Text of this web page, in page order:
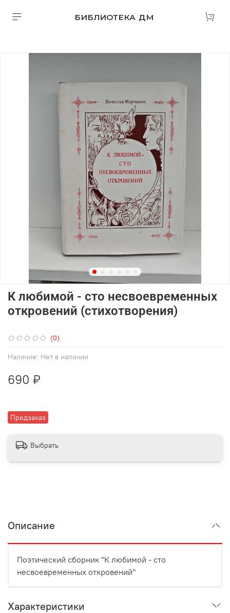
БИБЛИОТЕКА ДМ
(0)
Наличие: Нет в наличии
Предзаказ
К любимой - сто несвоевременных
откровений (стихотворения)
690 ₽
Выбрать
Описание
Поэтический сборник "К любимой - сто
несвоевременных откровений"
Характеристики